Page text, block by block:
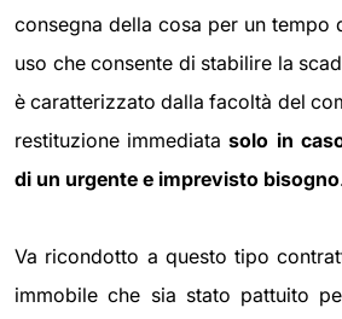
consegna della cosa per un tempo
uso che consente di stabilire la
è caratterizzato dalla facoltà del
restituzione immediatasolo in
di un urgente e imprevisto bisogno
Va ricondotto a questo tipo
immobile che sia stato pattuito